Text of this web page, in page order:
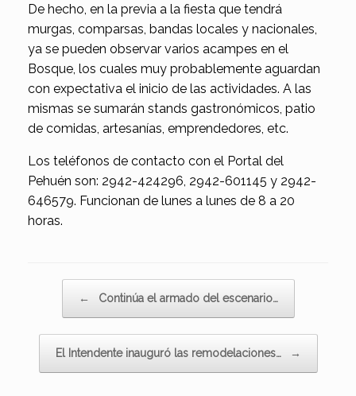
De hecho, en la previa a la fiesta que tendrá
murgas, comparsas, bandas locales y nacionales,
ya se pueden observar varios acampes en el
Bosque, los cuales muy probablemente aguardan
con expectativa el inicio de las actividades. A las
mismas se sumarán stands gastronómicos, patio
de comidas, artesanías, emprendedores, etc.
Los teléfonos de contacto con el Portal del
Pehuén son: 2942-424296, 2942-601145 y 2942-
646579. Funcionan de lunes a lunes de 8 a 20
horas.
← Continúa el armado del escenario…
El Intendente inauguró las remodelaciones… →